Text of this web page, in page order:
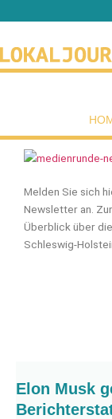
Inhalt
Melden Sie sich
Newsletter an.
Überblick über
Schleswig-
Elon Musk